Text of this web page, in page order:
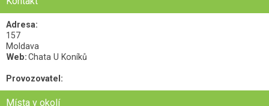
Adresa:
157
Moldava
Web:Chata U Koníků
Provozovatel:
Místa v okolí